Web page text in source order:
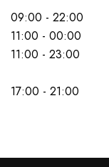
09:00 - 22:00
11:00 - 00:00
11:00 - 23:00
17:00 - 21:00